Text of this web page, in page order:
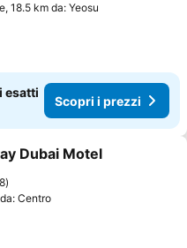
18.5 km da: Yeosu
esatti
Scopri i prezzi
ai preferiti
Dubai Motel
8
Centro